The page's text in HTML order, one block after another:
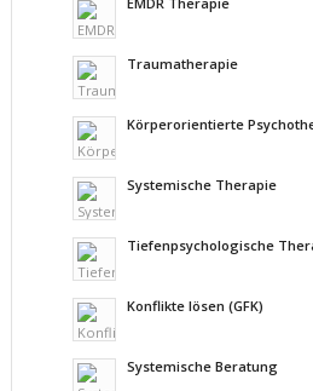
Traumatherapie
Körperorientierte
Systemische Therapie
Tiefenpsychologische
Konflikte lösen (GFK)
Systemische Beratung